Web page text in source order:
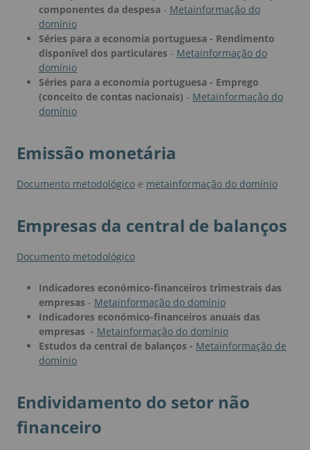
componentes da despesa - Metainformação do
domínio
Séries para a economia portuguesa - Rendimento
disponível dos particulares - Metainformação do
domínio
Séries para a economia portuguesa - Emprego
(conceito de contas nacionais) - Metainformação do
domínio
Emissão monetária
Documento metodológico e metainformação do domínio
Empresas da central de balanços
Documento metodológico
Indicadores económico-financeiros trimestrais das
empresas - Metainformação do domínio
Indicadores económico-financeiros anuais das
empresas - Metainformação do domínio
Estudos da central de balanços - Metainformação de
domínio
Endividamento do setor não
financeiro